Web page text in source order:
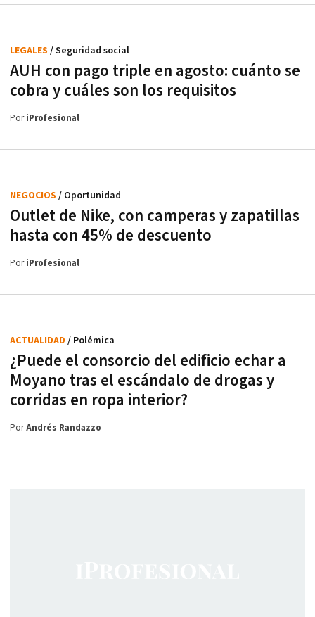
AUH con pago triple en agosto: cuánto se
cobra y cuáles son los requisitos
LEGALES / Seguridad social
PoriProfesional
Outlet de Nike, con camperas y zapatillas
hasta con 45% de descuento
NEGOCIOS / Oportunidad
PoriProfesional
¿Puede el consorcio del edificio echar a
Moyano tras el escándalo de drogas y
corridas en ropa interior?
ACTUALIDAD / Polémica
PorAndrés Randazzo